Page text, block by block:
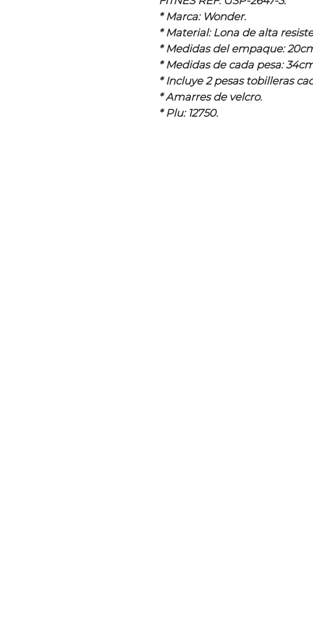
* Marca: Wonder.
* Material: Lona de alta
* Medidas del empaque:
* Medidas de cada pesa:
* Incluye 2 pesas tobilleras
* Amarres de velcro.
* Plu: 12750.